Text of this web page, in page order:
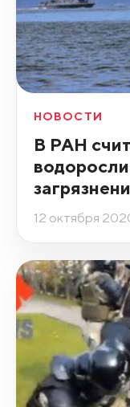
НОВОСТИ
В РАН
12 октября